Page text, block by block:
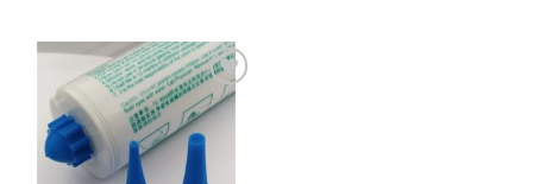
Add to
wishlist